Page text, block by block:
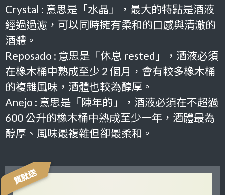
Crystal : 意思是「水晶」，最大的特點是酒液
經過過濾，可以同時擁有柔和的口感與清澈的
酒體。
Reposado : 意思是「休息 rested」，酒液必須
在橡木桶中熟成至少 2 個月，會有較多橡木桶
的複雜風味，酒體也較為醇厚。
Anejo : 意思是「陳年的」， 酒液必須在不超過
600 公升的橡木桶中熟成至少一年， 酒體最為
醇厚、風味最複雜但卻最柔和。
買就送